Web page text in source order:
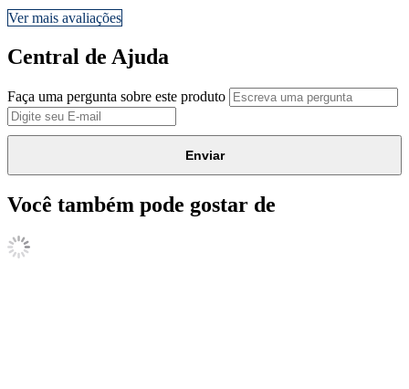
Ver mais avaliações
Central de Ajuda
Faça uma pergunta sobre este produto
Enviar
Você também pode gostar de